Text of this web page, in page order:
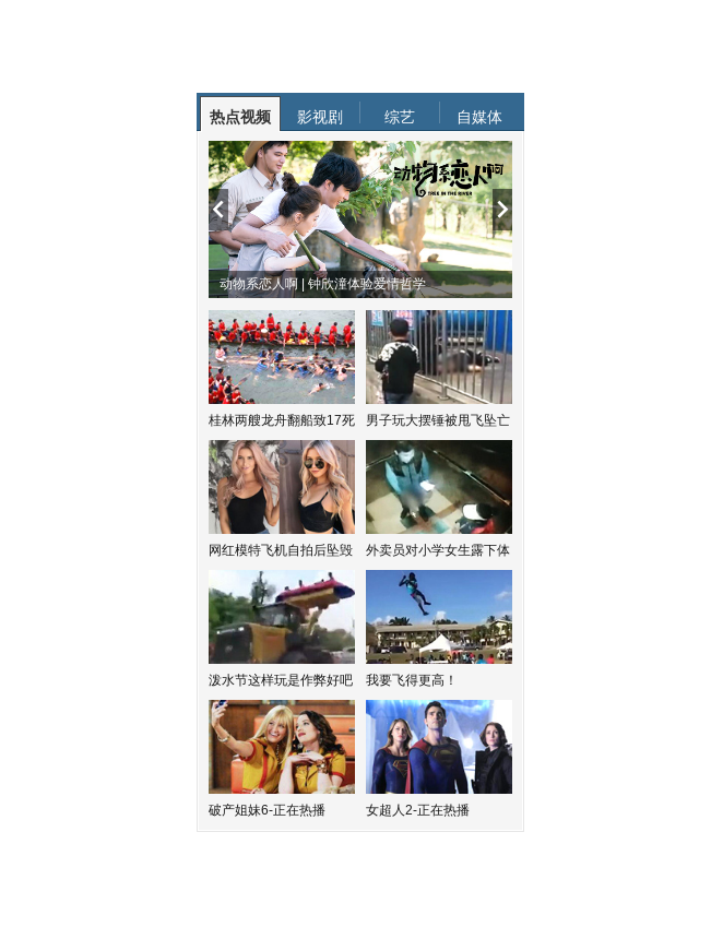
热点视频 影视剧 综艺 自媒体
动物系恋人啊 | 钟欣潼体验爱情哲学
桂林两艘龙舟翻船致17死 男子玩大摆锤被甩飞坠亡
网红模特飞机自拍后坠毁 外卖员对小学女生露下体
泼水节这样玩是作弊好吧 我要飞得更高！
破产姐妹6-正在热播 女超人2-正在热播